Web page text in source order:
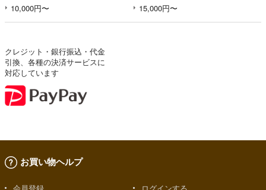
10,000円〜 15,000円〜
クレジット・銀行振込・代金
引換、各種の決済サービスに
対応しています
お買い物ヘルプ